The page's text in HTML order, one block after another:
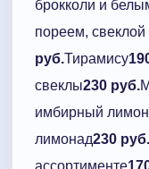
брокколи и
пореем,
руб.Тирамису
свеклы230 руб.
имбирный
лимонад230 руб.
ассортименте